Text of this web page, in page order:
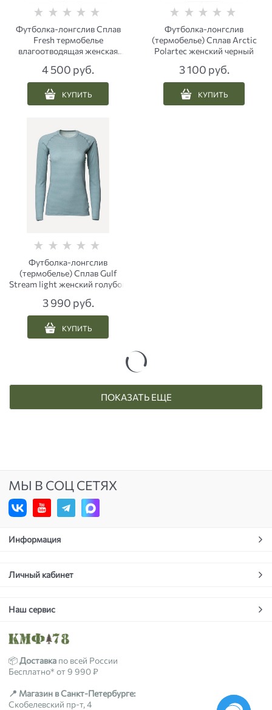
Футболка-лонгслив Сплав
Fresh термобелье
влагоотводящая женская
4 500 руб.
КУПИТЬ
Футболка-лонгслив
(термобелье) Сплав Arctic
Polartec женский черный
3 100 руб.
КУПИТЬ
Футболка-лонгслив
(термобелье) Сплав Gulf
Stream light женский голубой
3 990 руб.
КУПИТЬ
ПОКАЗАТЬ ЕЩЕ
МЫ В СОЦ СЕТЯХ
Информация
Личный кабинет
Наш сервис
📦Доставка по всей России
Бесплатно* от 9 990 ₽
📍 Магазин в Санкт-Петербурге:
Скобелевский пр-т, 4